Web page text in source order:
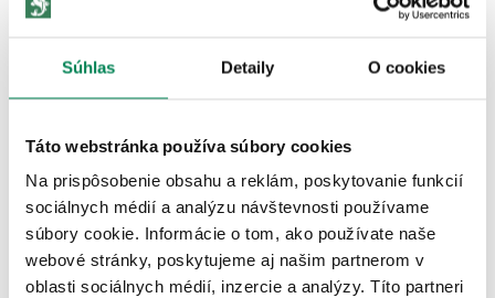
Súhlas Detaily O cookies
Táto webstránka používa súbory cookies
Na prispôsobenie obsahu a reklám, poskytovanie funkcií
sociálnych médií a analýzu návštevnosti používame
súbory cookie. Informácie o tom, ako používate naše
webové stránky, poskytujeme aj našim partnerom v
oblasti sociálnych médií, inzercie a analýzy. Títo partneri
Mivardi Bivak Entrix XL
Skladom/ u vás už 10.08.
OD 233.74 €
pôvodneod 274.99 €